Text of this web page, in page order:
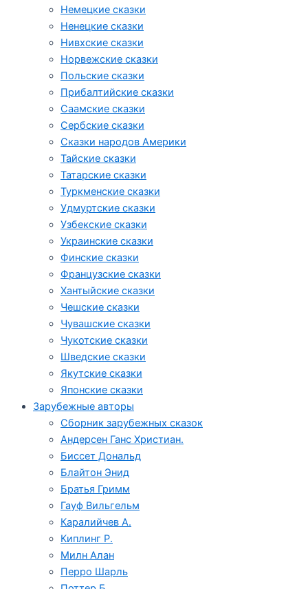
Немецкие сказки
Ненецкие сказки
Нивхские сказки
Норвежские сказки
Польские сказки
Прибалтийские сказки
Cаамские сказки
Сербские сказки
Сказки народов Америки
Тайские сказки
Татарские сказки
Туркменские сказки
Удмуртские сказки
Узбекские сказки
Украинские сказки
Финские сказки
Французские сказки
Хантыйские сказки
Чешские сказки
Чувашские сказки
Чукотские сказки
Шведские сказки
Якутские сказки
Японские сказки
Зарубежные авторы
Сборник зарубежных сказок
Андерсен Ганс Христиан.
Биссет Дональд
Блайтон Энид
Братья Гримм
Гауф Вильгельм
Каралийчев А.
Киплинг Р.
Милн Алан
Перро Шарль